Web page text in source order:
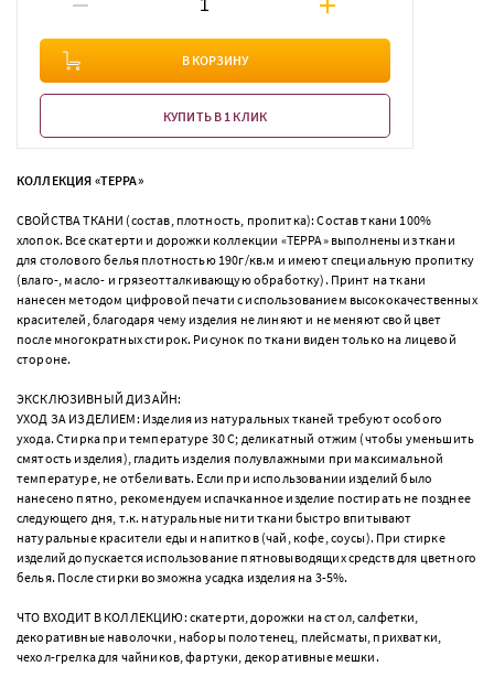
В КОРЗИНУ
КУПИТЬ В 1 КЛИК
КОЛЛЕКЦИЯ «ТЕРРА»
СВОЙСТВА ТКАНИ (состав, плотность, пропитка): Состав ткани 100%
хлопок. Все скатерти и дорожки коллекции «ТЕРРА» выполнены из ткани
для столового белья плотностью 190г/кв.м и имеют специальную пропитку
(влаго-, масло- и грязеотталкивающую обработку). Принт на ткани
нанесен методом цифровой печати с использованием высококачественных
красителей, благодаря чему изделия не линяют и не меняют свой цвет
после многократных стирок. Рисунок по ткани виден только на лицевой
стороне.
ЭКСКЛЮЗИВНЫЙ ДИЗАЙН:
УХОД ЗА ИЗДЕЛИЕМ: Изделия из натуральных тканей требуют особого
ухода. Стирка при температуре 30 С; деликатный отжим (чтобы уменьшить
смятость изделия), гладить изделия полувлажными при максимальной
температуре, не отбеливать. Если при использовании изделий было
нанесено пятно, рекомендуем испачканное изделие постирать не позднее
следующего дня, т.к. натуральные нити ткани быстро впитывают
натуральные красители еды и напитков (чай, кофе, соусы). При стирке
изделий допускается использование пятновыводящих средств для цветного
белья. После стирки возможна усадка изделия на 3-5%.
ЧТО ВХОДИТ В КОЛЛЕКЦИЮ: скатерти, дорожки на стол, салфетки,
декоративные наволочки, наборы полотенец, плейсматы, прихватки,
чехол-грелка для чайников, фартуки, декоративные мешки.